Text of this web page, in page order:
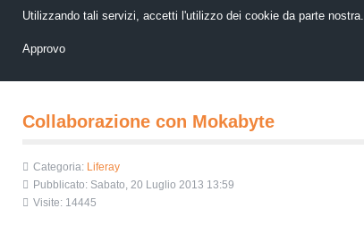
Utilizzando tali servizi, accetti l'utilizzo dei cookie da parte nostra.
Approvo
Collaborazione con Mokabyte
Categoria: Liferay
Pubblicato: Sabato, 20 Luglio 2013 13:59
Visite: 14445